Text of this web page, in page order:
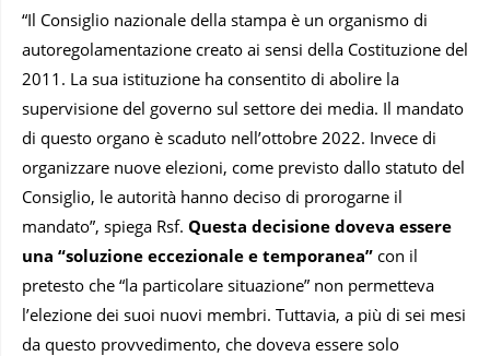
“Il Consiglio nazionale della stampa è un organismo di
autoregolamentazione creato ai sensi della Costituzione del
2011. La sua istituzione ha consentito di abolire la
supervisione del governo sul settore dei media. Il mandato
di questo organo è scaduto nell’ottobre 2022. Invece di
organizzare nuove elezioni, come previsto dallo statuto del
Consiglio, le autorità hanno deciso di prorogarne il
mandato”, spiega Rsf. Questa decisione doveva essere
una “soluzione eccezionale e temporanea” con il
pretesto che “la particolare situazione” non permetteva
l’elezione dei suoi nuovi membri. Tuttavia, a più di sei mesi
da questo provvedimento, che doveva essere solo